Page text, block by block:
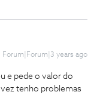
Forum|Forum|3 years ago
e pede o valor do
tenho problemas